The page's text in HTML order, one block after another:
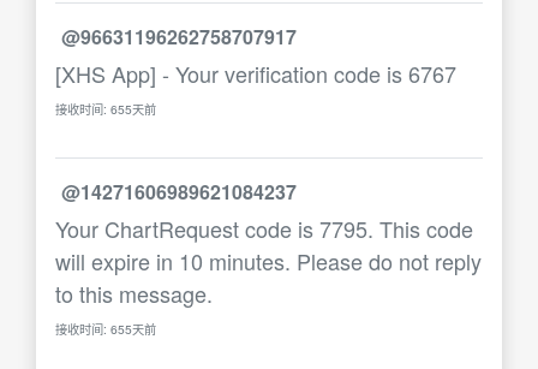
@96631196262758707917
[XHS App] - Your verification code is 6767
接收时间: 655天前
@14271606989621084237
Your ChartRequest code is 7795. This code
will expire in 10 minutes. Please do not reply
to this message.
接收时间: 655天前